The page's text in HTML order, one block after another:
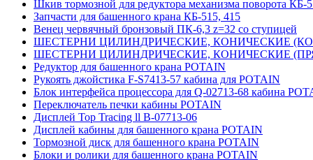
Шкив тормозной для редуктора механизма поворота КБ-
Запчасти для башенного крана КБ-515, 415
Венец червячный бронзовый ПК-6,3 z=32 со ступицей
ШЕСТЕРНИ ЦИЛИНДРИЧЕСКИЕ, КОНИЧЕСКИЕ
ШЕСТЕРНИ ЦИЛИНДРИЧЕСКИЕ, КОНИЧЕСКИЕ
Редуктор для башенного крана POTAIN
Рукоять джойстика F-S7413-57 кабина для POTAIN
Блок интерфейса процессора для Q-02713-68 кабина
Переключатель печки кабины POTAIN
Дисплей Top Tracing ll B-07713-06
Дисплей кабины для башенного крана POTAIN
Тормозной диск для башенного крана POTAIN
Блоки и ролики для башенного крана POTAIN